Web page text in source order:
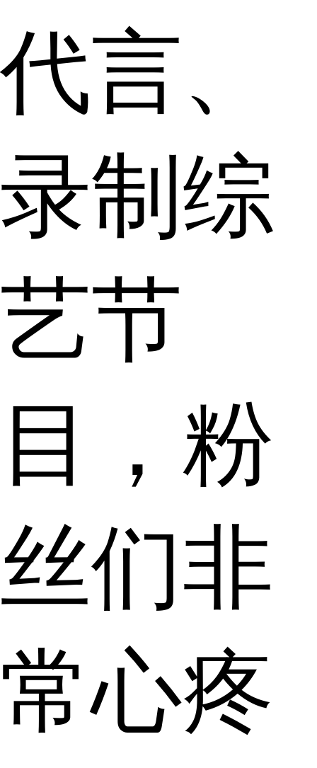
代言、
录制综
艺节
目，粉
丝们非
常心疼